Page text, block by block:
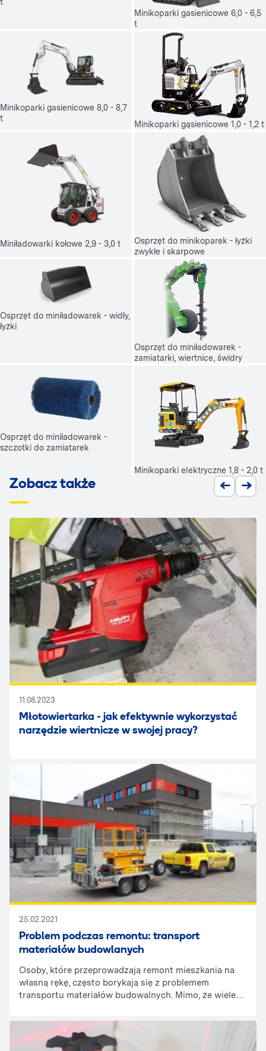
Minikoparki gasienicowe 6,0 - 6,5
t
Minikoparki gasienicowe 8,0 - 8,7
t
Minikoparki gąsienicowe 1,0 - 1,2 t
Miniładowarki kołowe 2,9 - 3,0 t
Osprzęt do minikoparek - łyżki
zwykłe i skarpowe
Osprzęt do miniładowarek - widły,
łyżki
Osprzęt do miniładowarek -
zamiatarki, wiertnice, świdry
Osprzęt do miniładowarek -
szczotki do zamiatarek
Minikoparki elektryczne 1,8 - 2,0 t
Zobacz także
11.08.2023
Młotowiertarka - jak efektywnie wykorzystać
narzędzie wiertnicze w swojej pracy?
25.02.2021
Problem podczas remontu: transport
materiałów budowlanych
Osoby, które przeprowadzają remont mieszkania na
własną rękę, często borykają się z problemem
transportu materiałów budowalnych. Mimo, że wiele z
przewozić ciężkich i pylących się worków z gipsem
lub gładzią w bagażniku ani tym bardziej – na
siedzeniach auta. Transport dużej ilości materiałów z